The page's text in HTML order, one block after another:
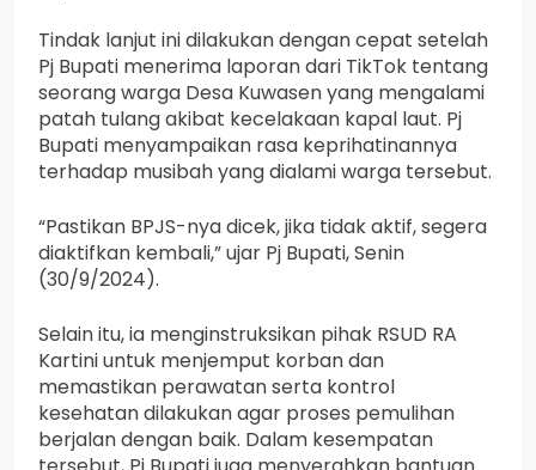
Tindak lanjut ini dilakukan dengan cepat setelah
Pj Bupati menerima laporan dari TikTok tentang
seorang warga Desa Kuwasen yang mengalami
patah tulang akibat kecelakaan kapal laut. Pj
Bupati menyampaikan rasa keprihatinannya
terhadap musibah yang dialami warga tersebut.
“Pastikan BPJS-nya dicek, jika tidak aktif, segera
diaktifkan kembali,” ujar Pj Bupati, Senin
(30/9/2024).
Selain itu, ia menginstruksikan pihak RSUD RA
Kartini untuk menjemput korban dan
memastikan perawatan serta kontrol
kesehatan dilakukan agar proses pemulihan
berjalan dengan baik. Dalam kesempatan